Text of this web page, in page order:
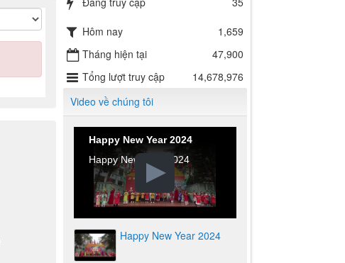
Hôm nay
1,659
Tháng hiện tại
47,900
Tổng lượt truy cập
14,678,976
Video về chúng tôi
Happy New Year 2024
Happy New Year 2024
Happy New Year 2024